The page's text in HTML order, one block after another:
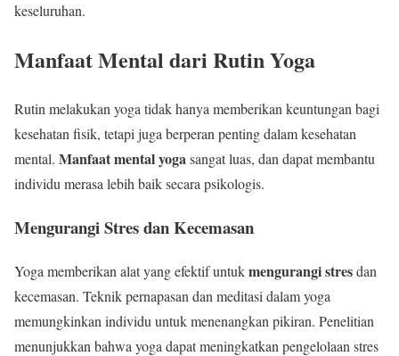
keseluruhan.
Manfaat Mental dari Rutin Yoga
Rutin melakukan yoga tidak hanya memberikan keuntungan bagi
kesehatan fisik, tetapi juga berperan penting dalam kesehatan
mental. Manfaat mental yogasangat luas, dan dapat membantu
individu merasa lebih baik secara psikologis.
Mengurangi Stres dan Kecemasan
Yoga memberikan alat yang efektif untukmengurangi stresdan
kecemasan. Teknik pernapasan dan meditasi dalam yoga
memungkinkan individu untuk menenangkan pikiran. Penelitian
menunjukkan bahwa yoga dapat meningkatkan pengelolaan stres